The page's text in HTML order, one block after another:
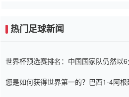
热门足球新闻
世界杯预选赛排名：中国国家队仍然以
您是如何获得世界第一的？巴西1-4阿根